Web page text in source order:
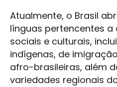
Atualmente, o Brasil
línguas pertencentes
sociais e culturais,
indígenas, de
afro-brasileiras, além
variedades regionais